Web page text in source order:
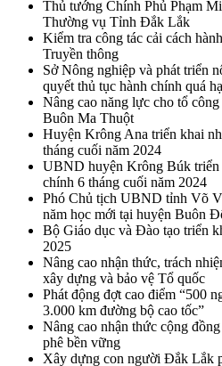
Thủ tướng Chính Phủ Phạm
Thường vụ Tỉnh Đắk Lắk
Kiểm tra công tác cải cách
Truyền thông
Sở Nông nghiệp và phát triển
quyết thủ tục hành chính quá
Nâng cao năng lực cho tổ
Buôn Ma Thuột
Huyện Krông Ana triển khai
tháng cuối năm 2024
UBND huyện Krông Búk triển
chính 6 tháng cuối năm 2024
Phó Chủ tịch UBND tỉnh Võ
năm học mới tại huyện Buôn
Bộ Giáo dục và Đào tạo triển
2025
Nâng cao nhận thức, trách
xây dựng và bảo vệ Tổ quốc
Phát động đợt cao điểm “500
3.000 km đường bộ cao tốc”
Nâng cao nhận thức cộng
phê bền vững
Xây dựng con người Đắk Lắk